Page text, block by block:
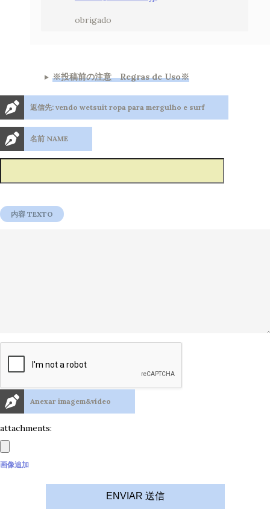
obrigado
※投稿前の注意 Regras de Uso※
返信先: vendo wetsuit ropa para mergulho e surf
名前 NAME
Anexar imagem&vídeo
attachments:
画像追加
ENVIAR 送信